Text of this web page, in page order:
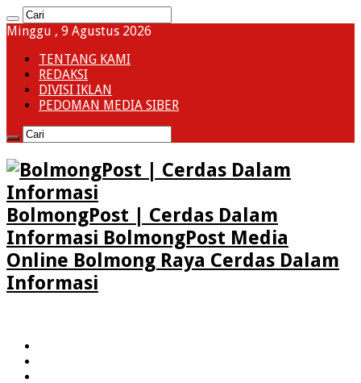
Minggu , 9 Agustus 2026
TENTANG KAMI
REDAKSI
DIVISI IKLAN
PEDOMAN MEDIA SIBER
BolmongPost | Cerdas Dalam
Informasi BolmongPost Media
Online Bolmong Raya Cerdas Dalam
Informasi